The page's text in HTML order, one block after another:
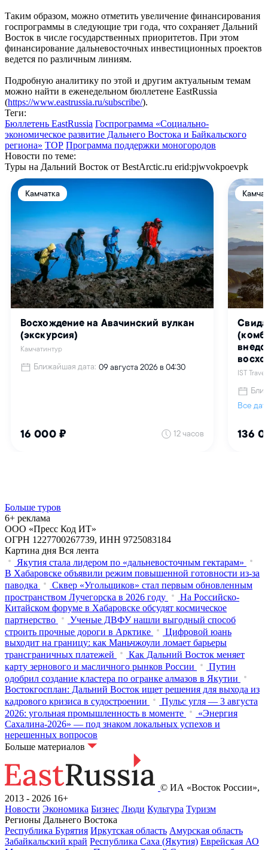
Таким образом, можно отметить увеличение финансирования
госпрограммы в следующие три года, что сохраняет Дальний
Восток в числе государственных приоритетов. При этом
финансирование дальневосточных инвестиционных проектов
ведется по различным линиям.
Подробную аналитику по этой и другим актуальным темам
можно найти в еженедельном бюллетене EastRussia
(https://www.eastrussia.ru/subscribe/).
Теги:
Бюллетень EastRussia Госпрограмма «Социально-
экономическое развитие Дальнего Востока и Байкальского
региона» ТОР Программа поддержки моногородов
Новости по теме:
Туры на Дальний Восток от BestArctic.ru erid:pjwvokpoevpk
Больше туров
6+ реклама
ООО «Пресс Код ИТ»
ОГРН 1227700267739, ИНН 9725083184
Картина дня Вся лента
Якутия стала лидером по «дальневосточным гектарам»
В Хабаровске объявили режим повышенной готовности из‑за
паводка
Сквер «Угольщиков» стал первым обновленным
пространством Лучегорска в 2026 году
На Российско-
Китайском форуме в Хабаровске обсудят космическое
партнерство
Ученые ДВФУ нашли выгодный способ
строить прочные дороги в Арктике
Цифровой юань
выходит на границу: как Маньчжоули ломает барьеры
трансграничных платежей
Как Дальний Восток меняет
карту зернового и масличного рынков России
Путин
одобрил создание кластера по огранке алмазов в Якутии
Востокгосплан: Дальний Восток ищет решения для выхода из
кадрового кризиса в судостроении
Пульс угля — 3 августа
2026: угольная промышленность в моменте
«Энергия
Сахалина-2026» — под знаком локальных успехов и
нерешенных вопросов
Больше материалов
© ИА «Восток России»,
2013 - 2026 16+
Новости Экономика Бизнес Люди Культура Туризм
Регионы Дальнего Востока
Республика Бурятия Иркутская область Амурская область
Забайкальский край Республика Саха (Якутия) Еврейская АО